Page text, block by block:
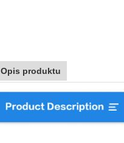
Opis produktu